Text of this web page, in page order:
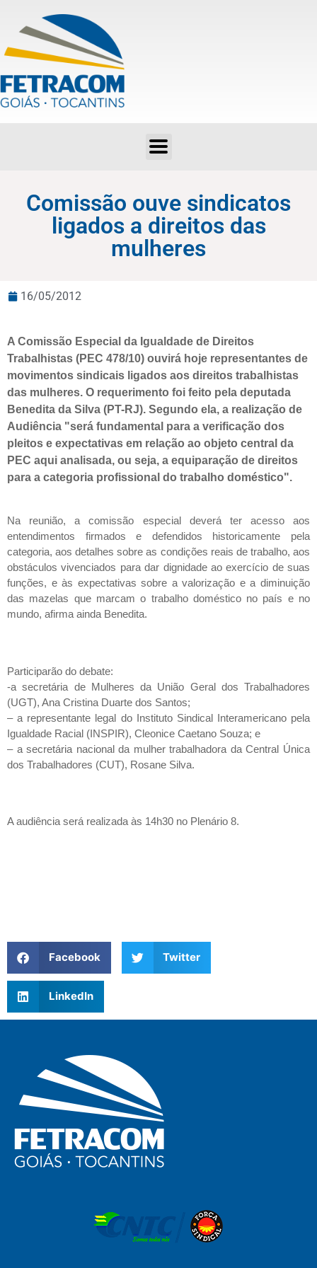
Comissão ouve sindicatos
ligados a direitos das
mulheres
16/05/2012
A Comissão Especial da Igualdade de Direitos
Trabalhistas (PEC 478/10) ouvirá hoje representantes de
movimentos sindicais ligados aos direitos trabalhistas
das mulheres. O requerimento foi feito pela deputada
Benedita da Silva (PT-RJ). Segundo ela, a realização de
Audiência "será fundamental para a verificação dos
pleitos e expectativas em relação ao objeto central da
PEC aqui analisada, ou seja, a equiparação de direitos
para a categoria profissional do trabalho doméstico".
Na reunião, a comissão especial deverá ter acesso aos
entendimentos firmados e defendidos historicamente pela
categoria, aos detalhes sobre as condições reais de trabalho, aos
obstáculos vivenciados para dar dignidade ao exercício de suas
funções, e às expectativas sobre a valorização e a diminuição
das mazelas que marcam o trabalho doméstico no país e no
mundo, afirma ainda Benedita.
Participarão do debate:
-a secretária de Mulheres da União Geral dos Trabalhadores
(UGT), Ana Cristina Duarte dos Santos;
– a representante legal do Instituto Sindical Interamericano pela
Igualdade Racial (INSPIR), Cleonice Caetano Souza; e
– a secretária nacional da mulher trabalhadora da Central Única
dos Trabalhadores (CUT), Rosane Silva.
A audiência será realizada às 14h30 no Plenário 8.
Facebook Twitter
LinkedIn